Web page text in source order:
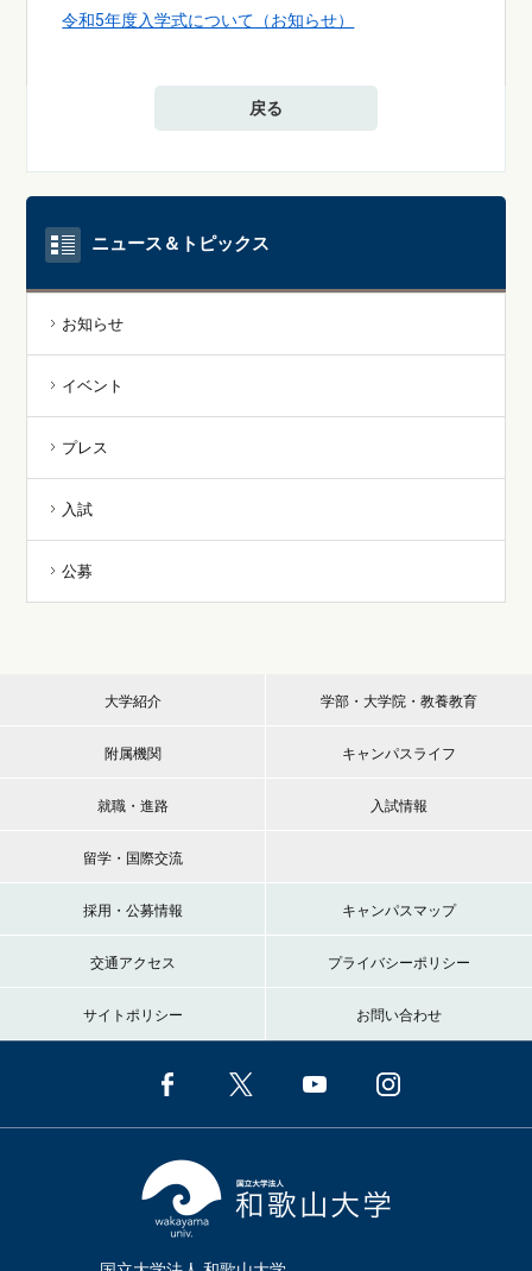
令和5年度入学式について（お知らせ）
戻る
ニュース＆トピックス
お知らせ
イベント
プレス
入試
公募
大学紹介 学部・大学院・教養教育
附属機関 キャンパスライフ
就職・進路 入試情報
留学・国際交流
採用・公募情報 キャンパスマップ
交通アクセス プライバシーポリシー
サイトポリシー お問い合わせ